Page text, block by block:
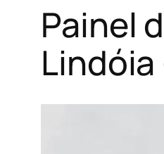
Painel
Lindóia